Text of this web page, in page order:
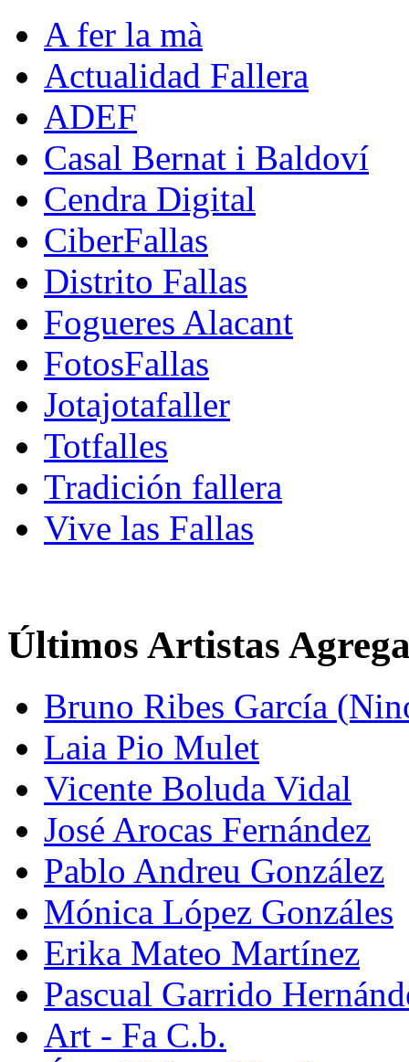
A fer la mà
Actualidad Fallera
ADEF
Casal Bernat i Baldoví
Cendra Digital
CiberFallas
Distrito Fallas
Fogueres Alacant
FotosFallas
Jotajotafaller
Totfalles
Tradición fallera
Vive las Fallas
Últimos Artistas
Bruno Ribes García
Laia Pio Mulet
Vicente Boluda Vidal
José Arocas Fernández
Pablo Andreu González
Mónica López Gonzáles
Erika Mateo Martínez
Pascual Garrido
Art - Fa C.b.